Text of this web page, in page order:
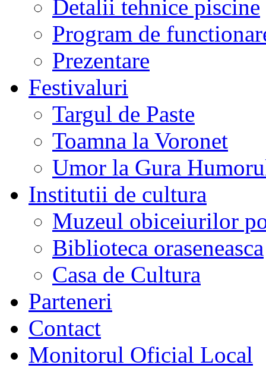
Detalii tehnice piscine
Program de
Prezentare
Festivaluri
Targul de Paste
Toamna la Voronet
Umor la Gura
Institutii de cultura
Muzeul obiceiurilor
Biblioteca oraseneasca
Casa de Cultura
Parteneri
Contact
Monitorul Oficial Local